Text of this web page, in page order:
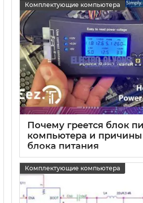
Комплектующие компьютера
Почему греется блок
компьютера и причины
блока питания
Комплектующие компьютера